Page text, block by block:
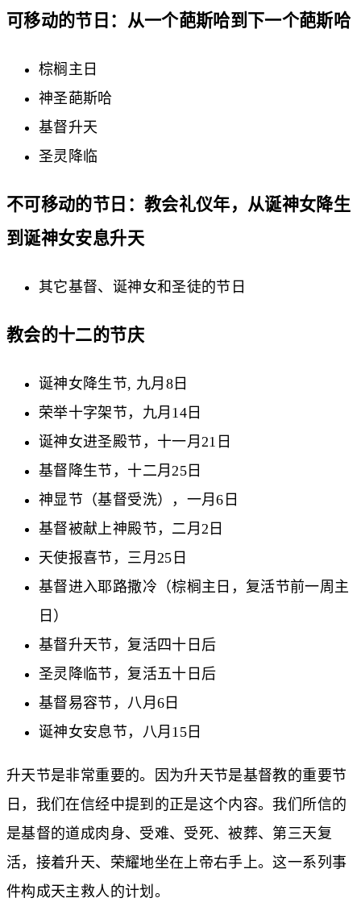
可移动的节日：从一个葩斯哈到下一个葩斯哈
棕榈主日
神圣葩斯哈
基督升天
圣灵降临
不可移动的节日：教会礼仪年，从诞神女降生
到诞神女安息升天
其它基督、诞神女和圣徒的节日
教会的十二的节庆
诞神女降生节, 九月8日
荣举十字架节，九月14日
诞神女进圣殿节，十一月21日
基督降生节，十二月25日
神显节（基督受洗），一月6日
基督被献上神殿节，二月2日
天使报喜节，三月25日
基督进入耶路撒冷（棕榈主日，复活节前一周主
日）
基督升天节，复活四十日后
圣灵降临节，复活五十日后
基督易容节，八月6日
诞神女安息节，八月15日
升天节是非常重要的。因为升天节是基督教的重要节
日，我们在信经中提到的正是这个内容。我们所信的
是基督的道成肉身、受难、受死、被葬、第三天复
活，接着升天、荣耀地坐在上帝右手上。这一系列事
件构成天主救人的计划。